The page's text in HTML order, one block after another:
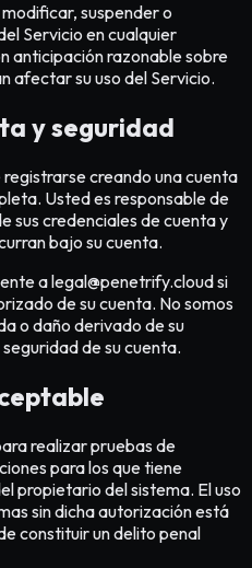
suspender o
Servicio en cualquier
anticipación razonable sobre
afectar su uso del Servicio.
y seguridad
creando una cuenta
Usted es responsable de
sus credenciales de cuenta y
bajo su cuenta.
a legal@penetrify.cloud si
de su cuenta. No somos
o daño derivado de su
de su cuenta.
realizar pruebas de
para los que tiene
propietario del sistema. El uso
sin dicha autorización está
constituir un delito penal